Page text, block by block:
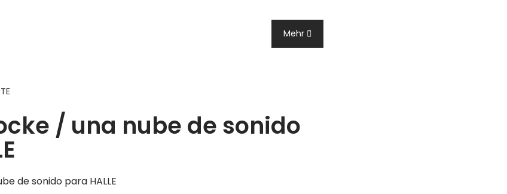
Mehr
/ una nube de sonido